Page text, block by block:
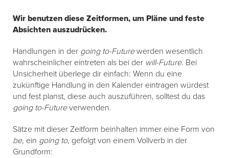
Wir benutzen diese Zeitformen, um Pläne und feste
Absichten auszudrücken.
Handlungen in der going to-Futurewerden wesentlich
wahrscheinlicher eintreten als bei der will-Future. Bei
Unsicherheit überlege dir einfach: Wenn du eine
zukünftige Handlung in den Kalender eintragen würdest
und fest planst, diese auch auszuführen, solltest du das
going to-Futureverwenden.
Sätze mit dieser Zeitform beinhalten immer eine Form von
be, ein going to, gefolgt von einem Vollverb in der
Grundform: